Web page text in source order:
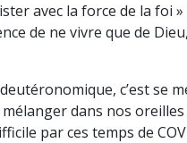
avec la force de la foi
de ne vivre que de
c’est se
dans nos
par ces temps de